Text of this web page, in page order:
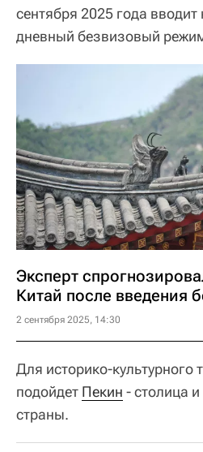
сентября 2025 года
дневный безвизовый
Эксперт
Китай после введения
2 сентября 2025, 14:30
Для историко-культурного
подойдет Пекин - столица
страны.